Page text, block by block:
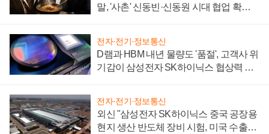
말, '사촌' 신동빈·신동원 시대 협업 확대
전자·전기·정보통신
D램과 HBM 내년 물량도 '품절', 고객사 위
기감이 삼성전자 SK하이닉스 협상력 더
전자·전기·정보통신
외신 "삼성전자 SK하이닉스 중국 공장용
현지 생산 반도체 장비 시험, 미국 수출통